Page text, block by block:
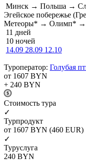
Минск → Польша →
Эгейское побережье
Метеоры* → Олимп* →
11 дней
10 ночей
14.09 28.09 12.10
Туроператор: Голубая
от 1607 BYN
+ 240 BYN
Cтоимость тура
✓
Турпродукт
от 1607 BYN (460 EUR)
✓
Туруслуга
240 BYN